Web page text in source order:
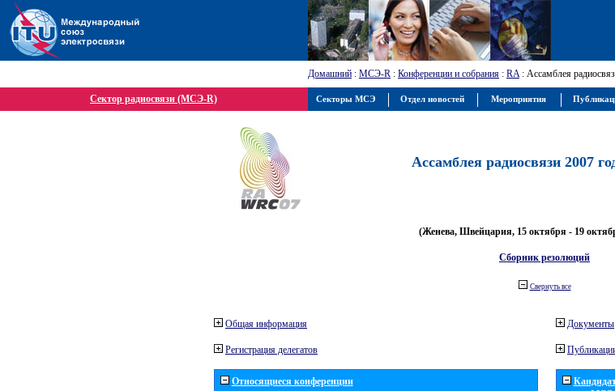
Домашний : МСЭ-R : Конференции и собрания : RA: Ассамблея
Сектор радиосвязи (МСЭ-R)
Ассамблея радиосвязи 2007
(Женева, Швейцария, 15 октября - 19
Сборник резолюций
Свернуть все
Общая информация
Регистрация делегатов
Относящиеся конференции
Документы
Секторы МСЭ Отдел новостей Мероприятия